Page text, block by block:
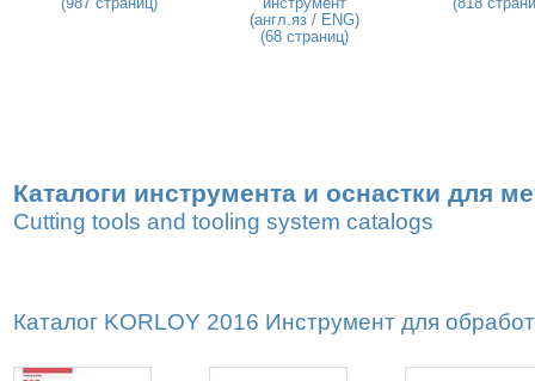
(англ.яз / ENG)
(68 страниц)
Каталоги инструмента и оснастки для
Cutting tools and tooling system catalogs
Каталог KORLOY 2016 Инструмент для